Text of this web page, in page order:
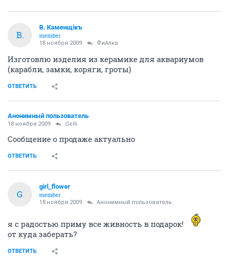
В.
В. Каменщiкъ
member
18 ноября 2009 ФиАлка
Изготовлю изделия из керамике для аквариумов
(карабли, замки, коряги, гроты)
ОТВЕТИТЬ
Анонимный пользователь
18 ноября 2009 Gelli
Сообщение о продаже актуально
ОТВЕТИТЬ
G
girl_flower
member
18 ноября 2009 Анонимный пользователь
я с радостью приму все живность в подарок!
от куда заберать?
ОТВЕТИТЬ